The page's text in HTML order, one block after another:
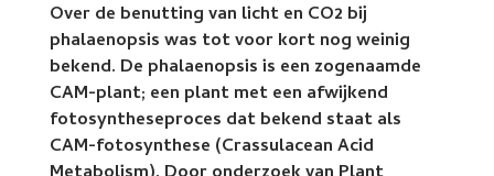
Over de benutting van licht en CO2 bij
phalaenopsis was tot voor kort nog weinig
bekend. De phalaenopsis is een zogenaamde
CAM-plant; een plant met een afwijkend
fotosyntheseproces dat bekend staat als
CAM-fotosynthese (Crassulacean Acid